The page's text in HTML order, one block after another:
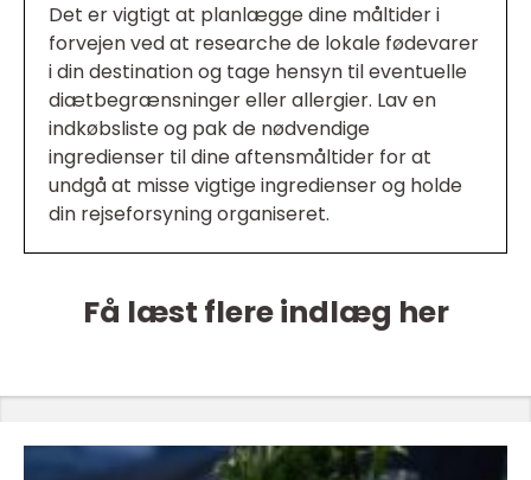
Det er vigtigt at planlægge dine måltider i
forvejen ved at researche de lokale fødevarer
i din destination og tage hensyn til eventuelle
diætbegrænsninger eller allergier. Lav en
indkøbsliste og pak de nødvendige
ingredienser til dine aftensmåltider for at
undgå at misse vigtige ingredienser og holde
din rejseforsyning organiseret.
Få læst flere indlæg her